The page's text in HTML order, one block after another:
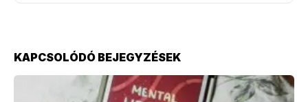
KAPCSOLÓDÓ BEJEGYZÉSEK